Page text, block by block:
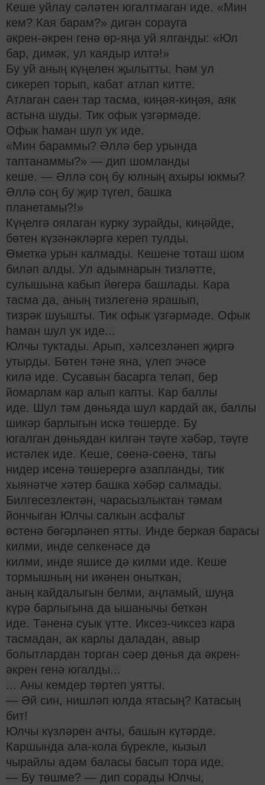
Кеше уйлау сәләтен югалтмаган иде. «Мин
кем? Кая барам?» дигән сорауга
әкрен-әкрен генә өр-яңа уй ялганды: «Юл
бар, димәк, ул каядыр илтә!»
Бу уй аның күңелен җылытты. Һәм ул
сикереп торып, кабат атлап китте.
Атлаган саен тар тасма, киңәя-киңәя, аяк
астына шуды. Тик офык үзгәрмәде.
Офык һаман шул ук иде.
«Мин бараммы? Әллә бер урында
таптанаммы?» — дип шомланды
кеше. — Әллә соң бу юлның ахыры юкмы?
Әллә соң бу җир түгел, башка
планетамы?!»
Күңелгә оялаган курку зурайды, киңәйде,
бөтен күзәнәкләргә кереп тулды.
Өметкә урын калмады. Кешене тоташ шом
биләп алды. Ул адымнарын тизләтте,
сулышына кабып йөгерә башлады. Кара
тасма да, аның тизлегенә ярашып,
тизрәк шуышты. Тик офык үзгәрмәде. Офык
һаман шул ук иде...
Юлчы туктады. Арып, хәлсезләнеп җиргә
утырды. Бөтен тәне яна, үлеп эчәсе
килә иде. Сусавын басарга теләп, бер
йомарлам кар алып капты. Кар баллы
иде. Шул тәм дөньяда шул кардай ак, баллы
шикәр барлыгын искә төшерде. Бу
югалган дөньядан килгән тәүге хәбәр, тәүге
истәлек иде. Кеше, сөенә-сөенә, тагы
нидер исенә төшерергә азапланды, тик
хыянәтче хәтер башка хәбәр салмады.
Билгесезлектән, чарасызлыктан тәмам
йончыган Юлчы салкын асфальт
өстенә бөгәрләнеп ятты. Инде беркая барасы
килми, инде селкенәсе дә
килми, инде яшисе дә килми иде. Кеше
тормышның ни икәнен оныткан,
аның кайдалыгын белми, аңламый, шуңа
күрә барлыгына да ышанычы беткән
иде. Тәненә суык үтте. Иксез-чиксез кара
тасмадан, ак карлы даладан, авыр
болытлардан торган сәер дөнья да әкрен-
әкрен генә югалды...
... Аны кемдер төртеп уятты.
— Әй син, нишләп юлда ятасың? Катасың
бит!
Юлчы күзләрен ачты, башын күтәрде.
Каршында ала-кола бүрекле, кызыл
чырайлы адәм баласы басып тора иде.
— Бу төшме? — дип сорады Юлчы,